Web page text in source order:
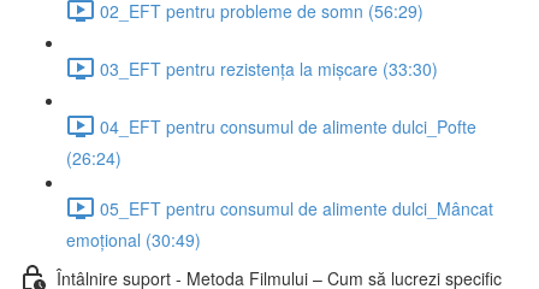
02_EFT pentru probleme de somn (56:29)
03_EFT pentru rezistența la mișcare (33:30)
04_EFT pentru consumul de alimente dulci_Pofte
(26:24)
05_EFT pentru consumul de alimente dulci_Mâncat
emoțional (30:49)
Întâlnire suport - Metoda Filmului – Cum să lucrezi specific